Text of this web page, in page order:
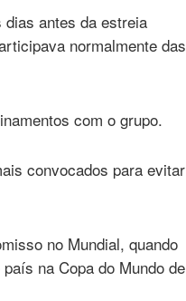
antes da estreia
normalmente das
com o grupo.
convocados para evitar
no Mundial, quando
na Copa do Mundo de